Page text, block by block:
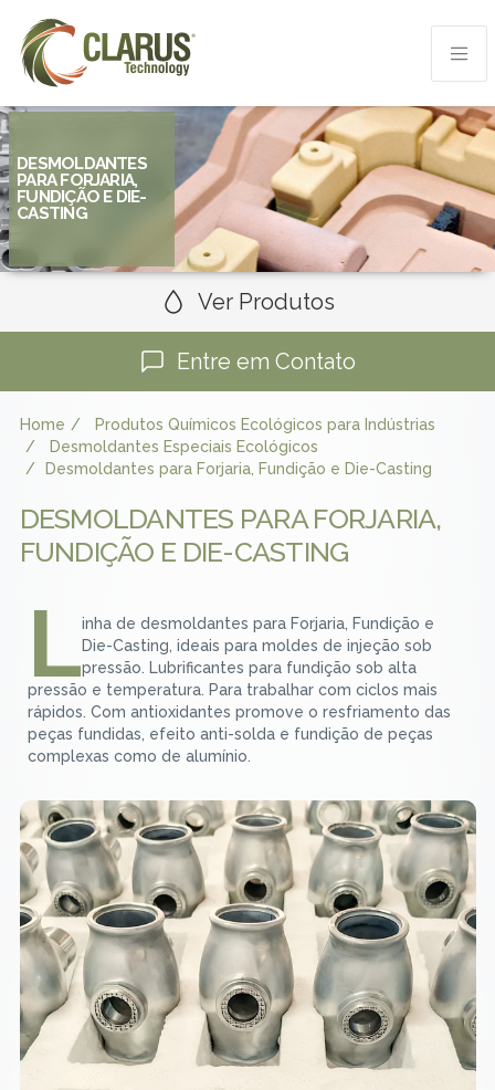
DESMOLDANTES
PARA FORJARIA,
FUNDIÇÃO E DIE-
CASTING
Ver Produtos
Entre em Contato
Home
Produtos Químicos Ecológicos para Indústrias
Desmoldantes Especiais Ecológicos
Desmoldantes para Forjaria, Fundição e Die-Casting
DESMOLDANTES PARA FORJARIA,
FUNDIÇÃO E DIE-CASTING
Linha de desmoldantes para Forjaria, Fundição e
Die-Casting, ideais para moldes de injeção sob
pressão. Lubrificantes para fundição sob alta
pressão e temperatura. Para trabalhar com ciclos mais
rápidos. Com antioxidantes promove o resfriamento das
peças fundidas, efeito anti-solda e fundição de peças
complexas como de alumínio.